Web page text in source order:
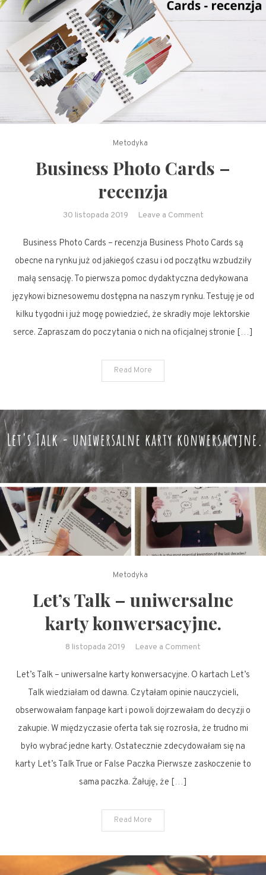
Metodyka
Business Photo Cards –
recenzja
30 listopada 2019 Leave a Commenton
Photo
Cards
–
Business Photo Cards – recenzja Business Photo Cards są
obecne na rynku już od jakiegoś czasu i od początku wzbudziły
małą sensację. To pierwsza pomoc dydaktyczna dedykowana
językowi biznesowemu dostępna na naszym rynku. Testuję je od
kilku tygodni i już mogę powiedzieć, że skradły moje lektorskie
serce. Zapraszam do poczytania o nich na oficjalnej stronie […]
Read More
Metodyka
Let’s Talk – uniwersalne
karty konwersacyjne.
8 listopada 2019 Leave a Comment
Talk
–
uniwersalne
Let’s Talk – uniwersalne karty konwersacyjne. O kartach Let’s
Talk wiedziałam od dawna. Czytałam opinie nauczycieli,
obserwowałam fanpage kart i powoli dojrzewałam do decyzji o
zakupie. W międzyczasie oferta tak się rozrosła, że trudno mi
było wybrać jedne karty. Ostatecznie zdecydowałam się na
karty Let’s Talk True or False Paczka Pierwsze zaskoczenie to
sama paczka. Żałuję, że […]
Read More